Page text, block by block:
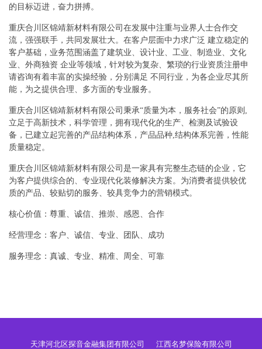
的目标迈进，奋力拼搏。
重庆合川区锦靖新材料有限公司在发展中注重与业界人士合作交
流，强强联手，共同发展壮大。在客户层面中力求广泛 建立稳定的
客户基础，业务范围涵盖了建筑业、设计业、工业、制造业、文化
业、外商独资 企业等领域，针对较为复杂、繁琐的行业资质注册申
请咨询有着丰富的实操经验，分别满足 不同行业，为各企业尽其所
能，为之提供合理、多方面的专业服务。
重庆合川区锦靖新材料有限公司秉承“质量为本，服务社会”的原则,
立足于高新技术，科学管理，拥有现代化的生产、检测及试验设
备，已建立起完善的产品结构体系，产品品种,结构体系完善，性能
质量稳定。
重庆合川区锦靖新材料有限公司是一家具有完整生态链的企业，它
为客户提供综合的、专业现代化装修解决方案。为消费者提供较优
质的产品、较贴切的服务、较具竞争力的营销模式。
核心价值：尊重、诚信、推崇、感恩、合作
经营理念：客户、诚信、专业、团队、成功
服务理念：真诚、专业、精准、周全、可靠
天津河北区探音金融集团有限公司
江西名梦保险有限公司